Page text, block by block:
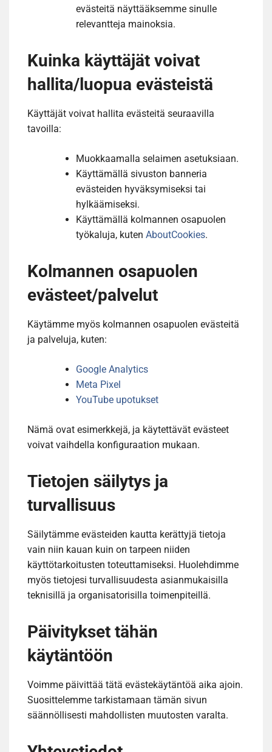
evästeitä näyttääksemme sinulle
relevantteja mainoksia.
Kuinka käyttäjät voivat
hallita/luopua evästeistä
Käyttäjät voivat hallita evästeitä seuraavilla
tavoilla:
Muokkaamalla selaimen asetuksiaan.
Käyttämällä sivuston banneria
evästeiden hyväksymiseksi tai
hylkäämiseksi.
Käyttämällä kolmannen osapuolen
työkaluja, kuten AboutCookies.
Kolmannen osapuolen
evästeet/palvelut
Käytämme myös kolmannen osapuolen evästeitä
ja palveluja, kuten:
Google Analytics
Meta Pixel
YouTube upotukset
Nämä ovat esimerkkejä, ja käytettävät evästeet
voivat vaihdella konfiguraation mukaan.
Tietojen säilytys ja
turvallisuus
Säilytämme evästeiden kautta kerättyjä tietoja
vain niin kauan kuin on tarpeen niiden
käyttötarkoitusten toteuttamiseksi. Huolehdimme
myös tietojesi turvallisuudesta asianmukaisilla
teknisillä ja organisatorisilla toimenpiteillä.
Päivitykset tähän
käytäntöön
Voimme päivittää tätä evästekäytäntöä aika ajoin.
Suosittelemme tarkistamaan tämän sivun
säännöllisesti mahdollisten muutosten varalta.